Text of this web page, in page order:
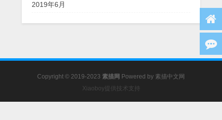
2019年6月
Copyright © 2019-2023 素描网 Powered by 素描中文网
Xiaoboy提供技术支持